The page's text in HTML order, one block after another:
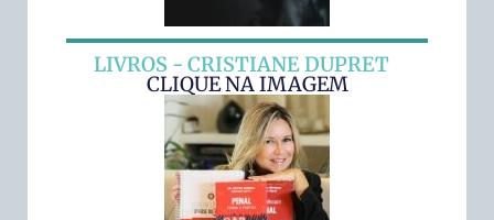
LIVROS - CRISTIANE DUPRET
CLIQUE NA IMAGEM